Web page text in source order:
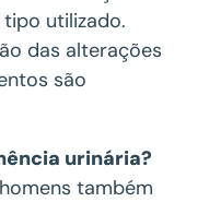
utilizado.
das alterações
são
urinária?
também